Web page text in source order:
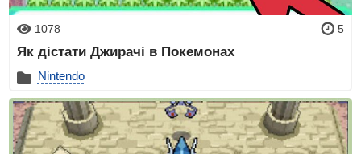
1078 5
Як дістати Джирачі в Покемонах
Nintendo